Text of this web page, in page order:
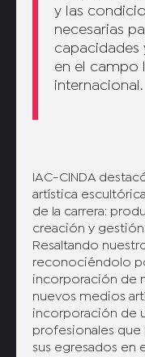
y las
necesarias
capacidades
en el campo
internacional.
IAC-CINDA
artística
de la carrera:
creación y
Resaltando
reconociéndolo
incorporación de
nuevos medios
incorporación de
profesionales que
sus egresados en